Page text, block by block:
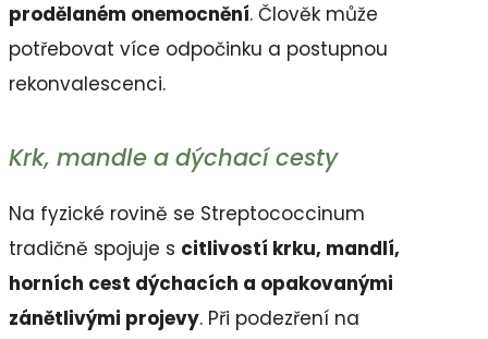
prodělaném onemocnění. Člověk může
potřebovat více odpočinku a postupnou
rekonvalescenci.
Krk, mandle a dýchací cesty
Na fyzické rovině se Streptococcinum
tradičně spojuje s citlivostí krku, mandlí,
horních cest dýchacích a opakovanými
zánětlivými projevy. Při podezření na